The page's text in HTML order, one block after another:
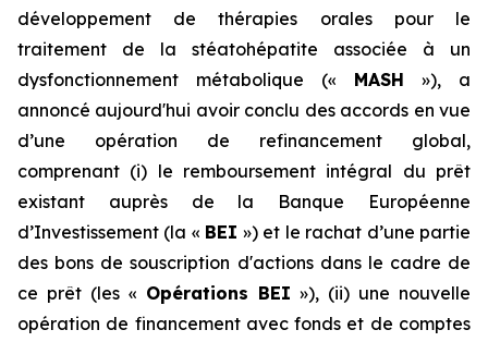
développement de thérapies orales pour le
traitement de la stéatohépatite associée à un
dysfonctionnement métabolique (« MASH »), a
annoncé aujourd'hui avoir conclu des accords en vue
d’une opération de refinancement global,
comprenant (i) le remboursement intégral du prêt
existant auprès de la Banque Européenne
d’Investissement (la « BEI ») et le rachat d’une partie
des bons de souscription d'actions dans le cadre de
ce prêt (les « Opérations BEI »), (ii) une nouvelle
opération de financement avec fonds et de comptes